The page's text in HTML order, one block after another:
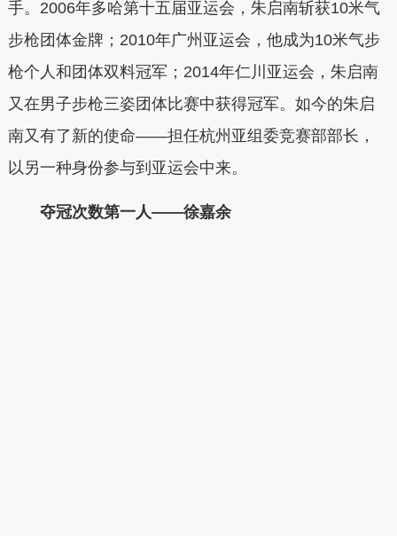
手。2006年多哈第十五届亚运会，朱启南斩获10米气
步枪团体金牌；2010年广州亚运会，他成为10米气步
枪个人和团体双料冠军；2014年仁川亚运会，朱启南
又在男子步枪三姿团体比赛中获得冠军。如今的朱启
南又有了新的使命——担任杭州亚组委竞赛部部长，
以另一种身份参与到亚运会中来。
夺冠次数第一人——徐嘉余